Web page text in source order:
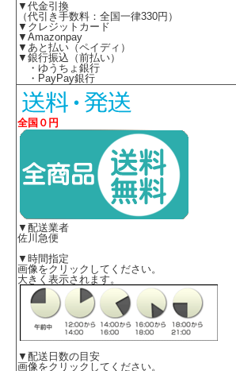
▼代金引換
（代引き手数料：全国一律330円）
▼クレジットカード
▼Amazonpay
▼あと払い（ペイディ）
▼銀行振込（前払い）
・ゆうちょ銀行
・PayPay銀行
全国０円
▼配送業者
佐川急便
▼時間指定
画像をクリックしてください。
大きく表示されます。
▼配送日数の目安
画像をクリックしてください。